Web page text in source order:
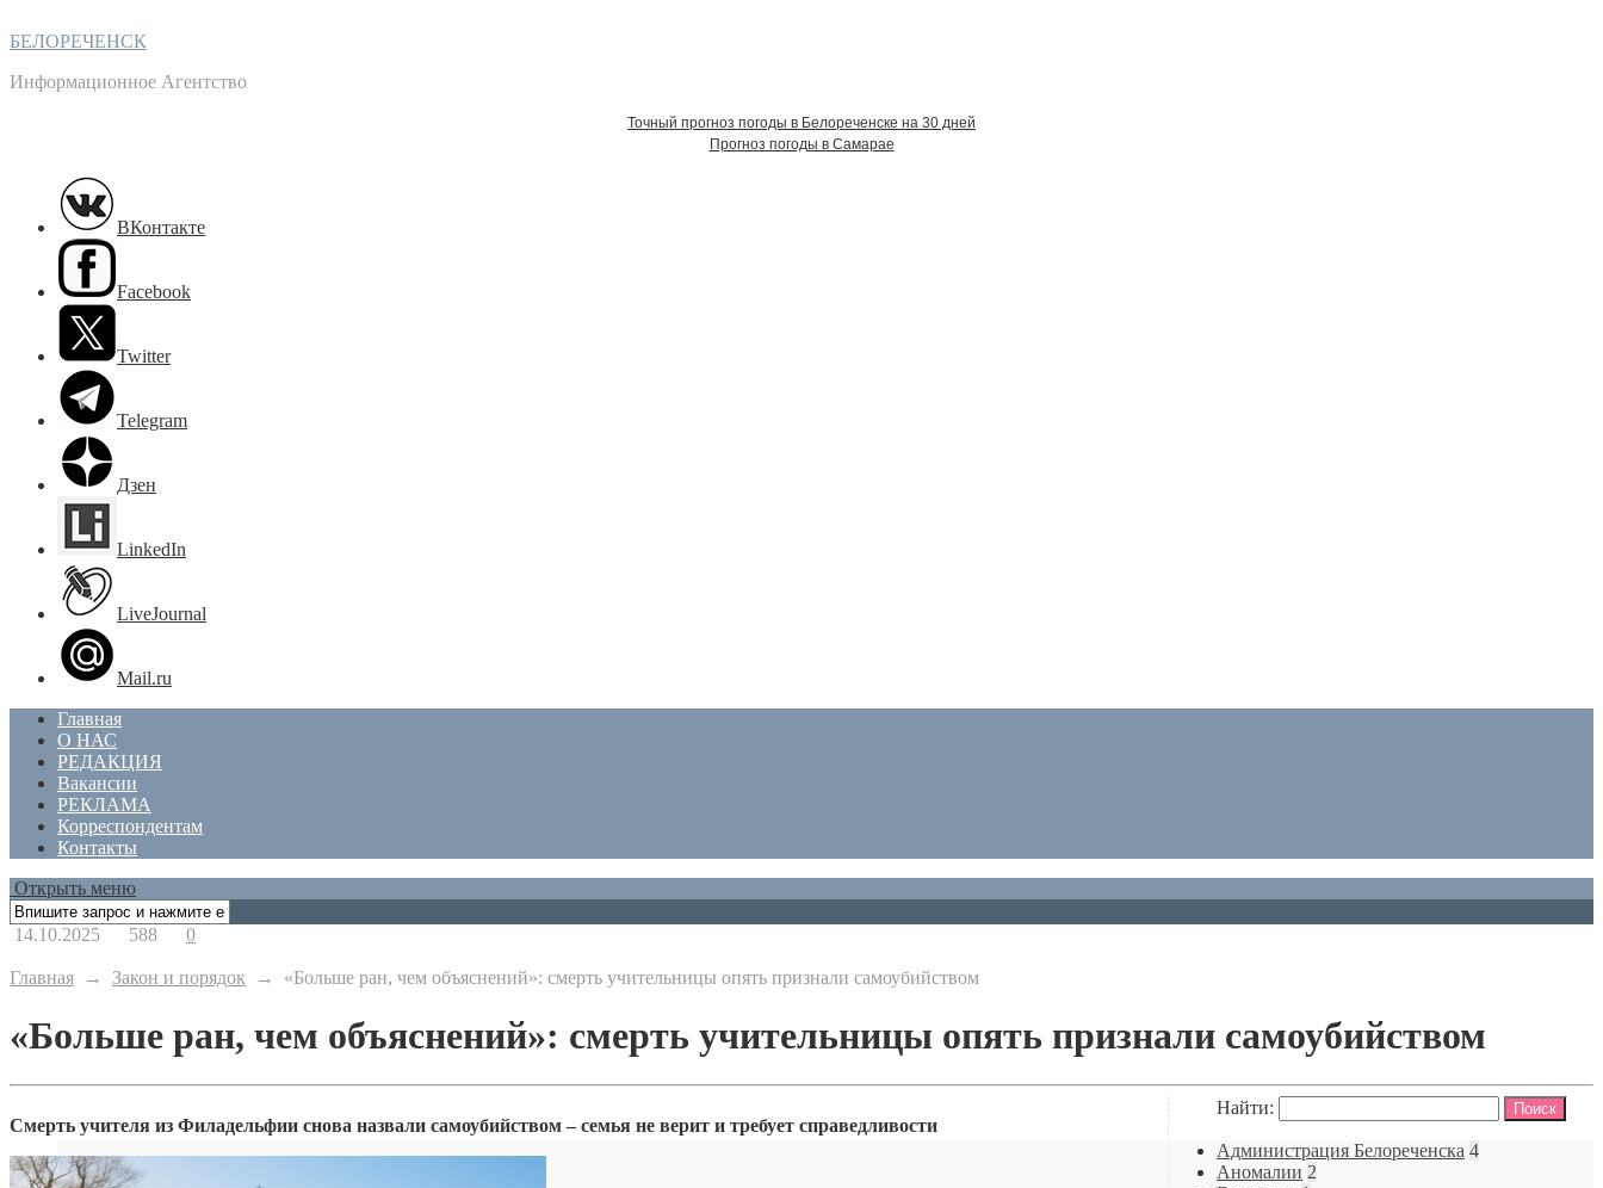
БЕЛОРЕЧЕНСК
Информационное Агентство
Точный прогноз погоды в Белореченске на 30 дней
Прогноз погоды в Самарае
ВКонтакте
Facebook
Twitter
Telegram
Дзен
LinkedIn
LiveJournal
Mail.ru
Главная
О НАС
РЕДАКЦИЯ
Вакансии
РЕКЛАМА
Корреспондентам
Контакты
Открыть меню
14.10.2025 588 0
Главная → Закон и порядок → «Больше ран, чем объяснений»: смерть учительницы опять признали самоубийством
«Больше ран, чем объяснений»: смерть учительницы опять признали самоубийством
Смерть учителя из Филадельфии снова назвали самоубийством – семья не верит и требует справедливости
Найти:
Администрация Белореченска 4
Аномалии 2